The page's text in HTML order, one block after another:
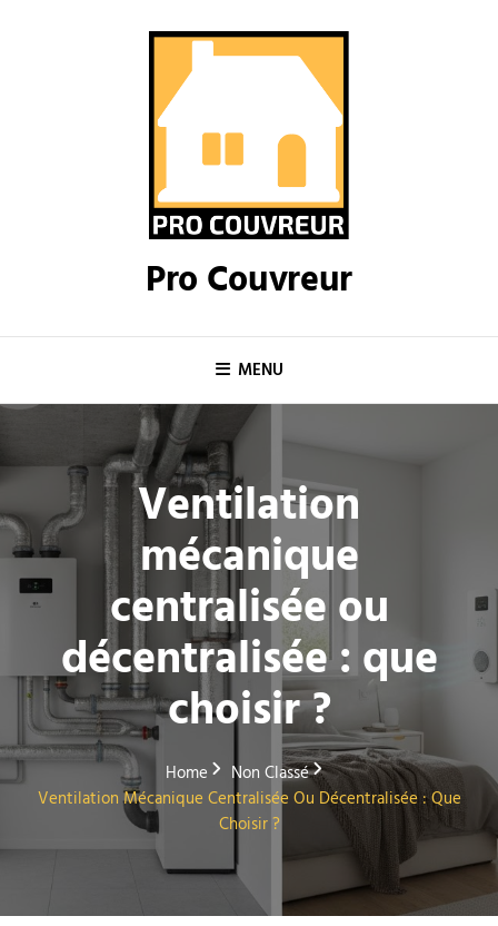
Pro Couvreur
MENU
Ventilation
mécanique
centralisée ou
décentralisée : que
choisir ?
Home
Non Classé
Ventilation Mécanique Centralisée Ou Décentralisée : Que
Choisir ?